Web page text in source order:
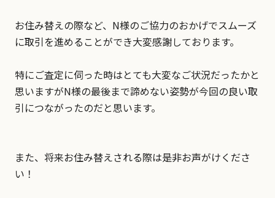
お住み替えの際など、N様のご協力のおかげでスムーズ
に取引を進めることができ大変感謝しております。
特にご査定に伺った時はとても大変なご状況だったかと
思いますがN様の最後まで諦めない姿勢が今回の良い取
引につながったのだと思います。
また、将来お住み替えされる際は是非お声がけくださ
い！